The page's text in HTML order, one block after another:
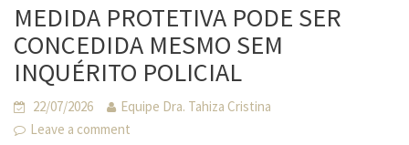
MEDIDA PROTETIVA PODE SER
CONCEDIDA MESMO SEM
INQUÉRITO POLICIAL
22/07/2026
Equipe Dra. Tahiza Cristina
Leave a comment